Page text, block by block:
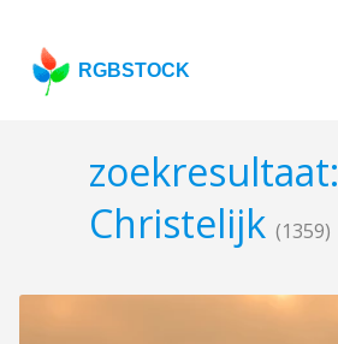
RGBSTOCK
zoekresultaat:
Christelijk (1359)